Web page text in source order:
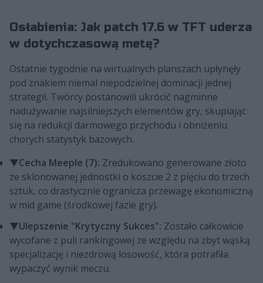
Osłabienia: Jak patch 17.6 w TFT uderza
w dotychczasową metę?
Ostatnie tygodnie na wirtualnych planszach upłynęły
pod znakiem niemal niepodzielnej dominacji jednej
strategii. Twórcy postanowili ukrócić nagminne
nadużywanie najsilniejszych elementów gry, skupiając
się na redukcji darmowego przychodu i obniżeniu
chorych statystyk bazowych.
▼Cecha Meeple (7): Zredukowano generowane złoto
ze sklonowanej jednostki o koszcie 2 z pięciu do trzech
sztuk, co drastycznie ogranicza przewagę ekonomiczną
w mid game (środkowej fazie gry).
▼Ulepszenie "Krytyczny Sukces": Zostało całkowicie
wycofane z puli rankingowej ze względu na zbyt wąską
specjalizację i niezdrową losowość, która potrafiła
wypaczyć wynik meczu.